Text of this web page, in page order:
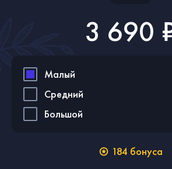
3 690
Малый
Средний
Большой
184 бонуса